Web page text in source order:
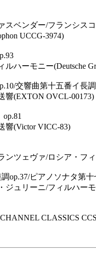
ベンダー/フランシス
UCCG-3974)
ーモニー(Deutsche
交響曲第十五番イ長調
(EXTON OVCL-00173)
響(Victor VICC-83)
ツェヴァ/ロシア・フ
ピアノソナタ第十
ュリーニ/フィルハー
CLASSICS